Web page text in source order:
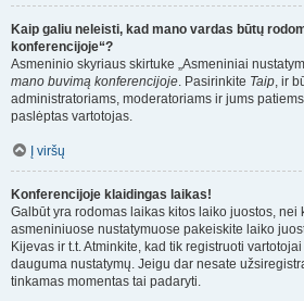
Kaip galiu neleisti, kad mano vardas būtų
konferencijoje“?
Asmeninio skyriaus skirtuke „Asmeniniai
mano buvimą konferencijoje. Pasirinkite Taip, ir
administratoriams, moderatoriams ir jums
paslėptas vartotojas.
Į viršų
Konferencijoje klaidingas laikas!
Galbūt yra rodomas laikas kitos laiko juostos, nei
asmeniniuose nustatymuose pakeiskite laiko
Kijevas ir t.t. Atminkite, kad tik registruoti
dauguma nustatymų. Jeigu dar nesate
tinkamas momentas tai padaryti.